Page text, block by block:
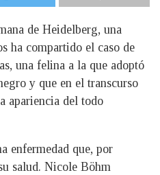
de Heidelberg, una
ha compartido el caso de
una felina a la que adoptó
y que en el transcurso
apariencia del todo
enfermedad que, por
salud. Nicole Böhm